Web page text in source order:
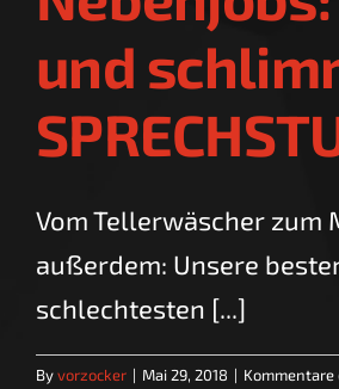
und
Vom Tellerwäscher zum
außerdem: Unsere
schlechtesten [...]
Byvorzocker | Mai 29, 2018 |